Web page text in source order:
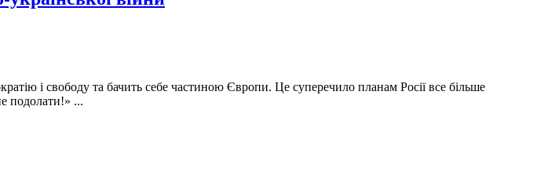
і свободу та бачить себе частиною Європи. Це суперечило планам Росії все більше
подолати!» ...